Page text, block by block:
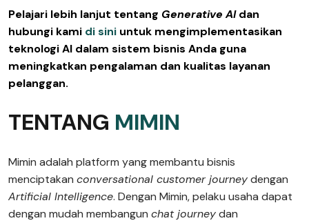
Pelajari lebih lanjut tentang Generative AIdan
hubungi kami di sini untuk mengimplementasikan
teknologi AI dalam sistem bisnis Anda guna
meningkatkan pengalaman dan kualitas layanan
pelanggan.
TENTANG MIMIN
Mimin adalah platform yang membantu bisnis
menciptakan conversational customer journeydengan
Artificial Intelligence. Dengan Mimin, pelaku usaha dapat
dengan mudah membangun chat journeydan